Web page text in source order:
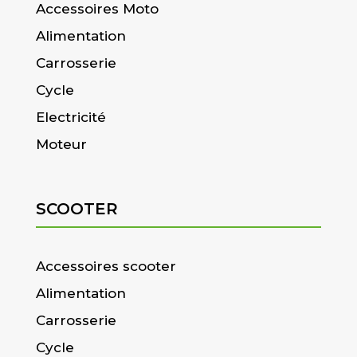
Accessoires Moto
Alimentation
Carrosserie
Cycle
Electricité
Moteur
SCOOTER
Accessoires scooter
Alimentation
Carrosserie
Cycle